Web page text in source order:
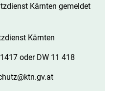
Kärnten gemeldet
Kärnten
oder DW 11 418